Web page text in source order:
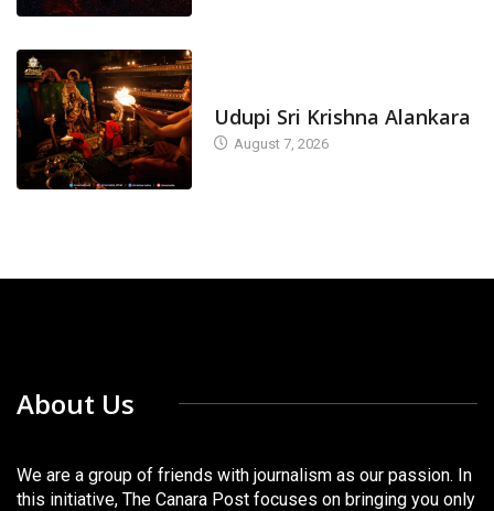
Udupi Sri Krishna Alankara
August 7, 2026
About Us
We are a group of friends with journalism as our passion. In
this initiative, The Canara Post focuses on bringing you only